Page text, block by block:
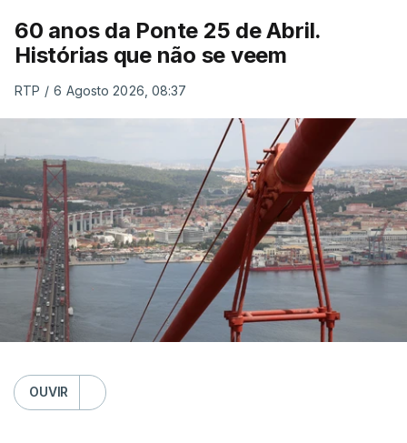
60 anos da Ponte 25 de Abril.
Histórias que não se veem
RTP / 6 Agosto 2026, 08:37
OUVIR